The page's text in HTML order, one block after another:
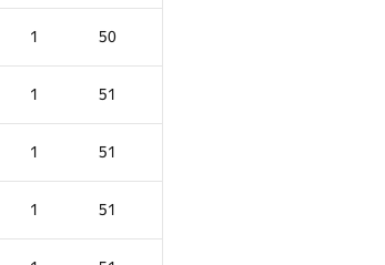
1 50
1 51
1 51
1 51